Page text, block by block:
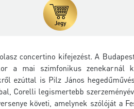
concertino kifejezést. A
a mai szimfonikus
ezúttal is Pilz János
Corelli legismertebb
követi, amelynek szólóját a